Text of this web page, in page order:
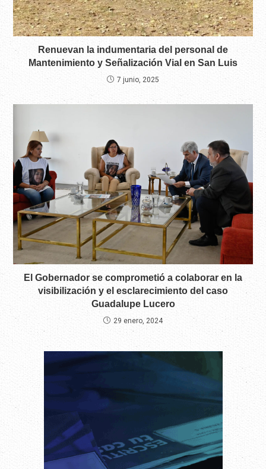
Renuevan la indumentaria del personal de
Mantenimiento y Señalización Vial en San Luis
7 junio, 2025
El Gobernador se comprometió a colaborar en la
visibilización y el esclarecimiento del caso
Guadalupe Lucero
29 enero, 2024